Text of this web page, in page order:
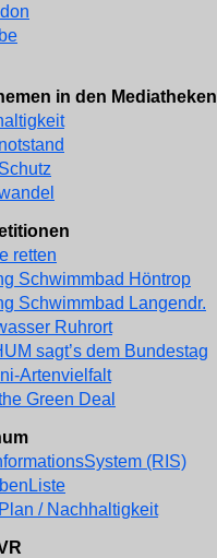
in den Mediatheken
retten
Schwimmbad Höntrop
Schwimmbad Langendr.
Ruhrort
sagt’s dem Bundestag
Artenvielfalt
Green Deal
(RIS)
/ Nachhaltigkeit